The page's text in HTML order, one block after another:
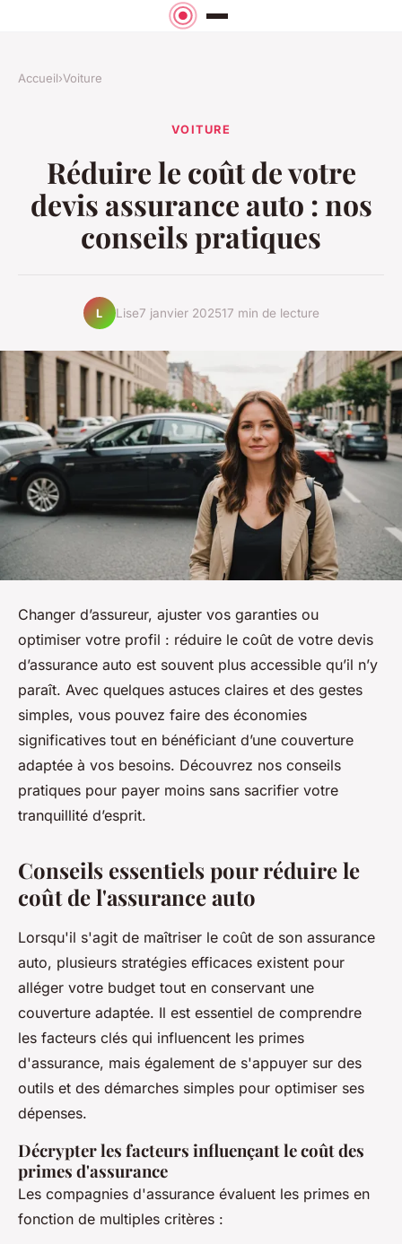
Accueil›Voiture
VOITURE
Réduire le coût de votre
devis assurance auto : nos
conseils pratiques
L Lise7 janvier 202517 min de lecture
Changer d’assureur, ajuster vos garanties ou
optimiser votre profil : réduire le coût de votre devis
d’assurance auto est souvent plus accessible qu’il n’y
paraît. Avec quelques astuces claires et des gestes
simples, vous pouvez faire des économies
significatives tout en bénéficiant d’une couverture
adaptée à vos besoins. Découvrez nos conseils
pratiques pour payer moins sans sacrifier votre
tranquillité d’esprit.
Conseils essentiels pour réduire le
coût de l'assurance auto
Lorsqu'il s'agit de maîtriser le coût de son assurance
auto, plusieurs stratégies efficaces existent pour
alléger votre budget tout en conservant une
couverture adaptée. Il est essentiel de comprendre
les facteurs clés qui influencent les primes
d'assurance, mais également de s'appuyer sur des
outils et des démarches simples pour optimiser ses
dépenses.
Décrypter les facteurs influençant le coût des
primes d'assurance
Les compagnies d'assurance évaluent les primes en
fonction de multiples critères :